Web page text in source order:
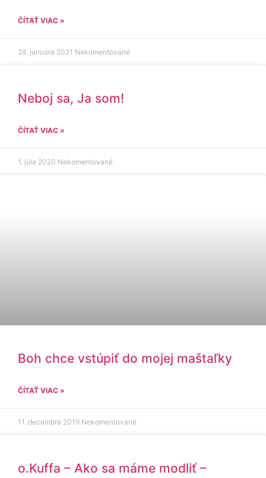
ČÍTAŤ VIAC »
28. januára 2021 Nekomentované
Neboj sa, Ja som!
ČÍTAŤ VIAC »
1. júla 2020 Nekomentované
Boh chce vstúpiť do mojej maštaľky
ČÍTAŤ VIAC »
11. decembra 2019 Nekomentované
o.Kuffa – Ako sa máme modliť –